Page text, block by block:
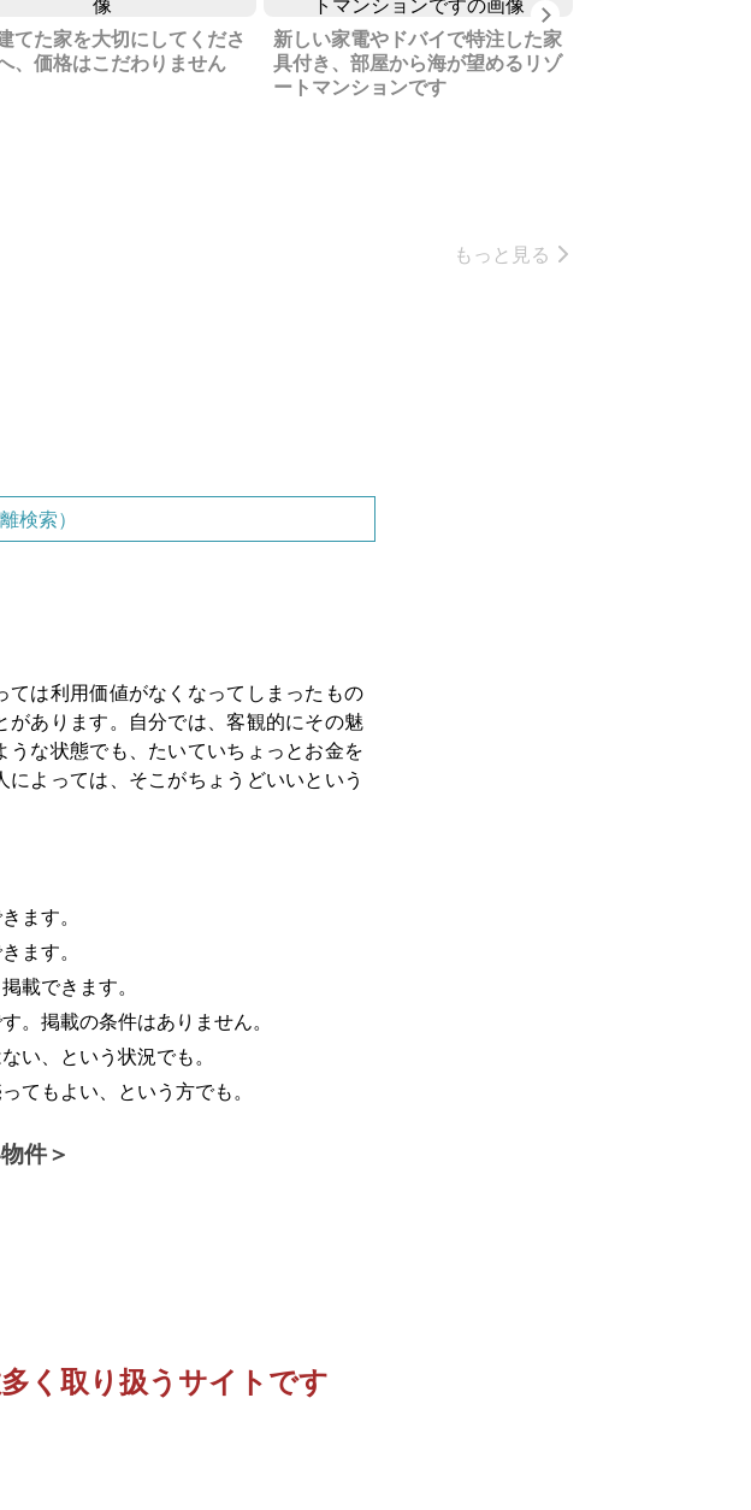
てた家を大切にしてくださ
、価格はこだわりません
新しい家電やドバイで特注した家
具付き、部屋から海が望めるリゾ
ートマンションです
もっと見る
検索）
は利用価値がなくなってしまったもの
あります。自分では、客観的にその魅
な状態でも、たいていちょっとお金を
よっては、そこがちょうどいいという
ます。
ます。
載できます。
。掲載の条件はありません。
い、という状況でも。
てもよい、という方でも。
件
く取り扱うサイトです